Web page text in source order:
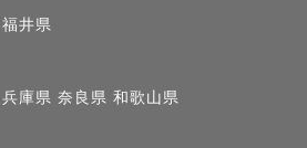
。県外でのご試着は画像から３
福井県
兵庫県 奈良県 和歌山県